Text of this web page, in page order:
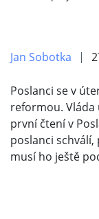
Jan Sobotka
Poslanci se v
reformou. Vláda
první čtení v
poslanci
musí ho ještě